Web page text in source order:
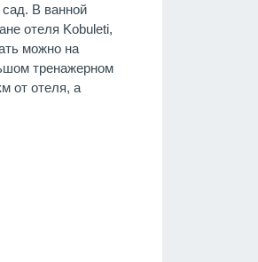
В ванной
отеля Kobuleti,
можно на
тренажерном
от отеля, а